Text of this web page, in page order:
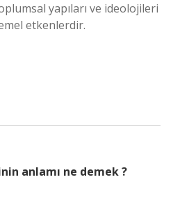
yapıları ve ideolojileri
etkenlerdir.
anlamı ne demek ?